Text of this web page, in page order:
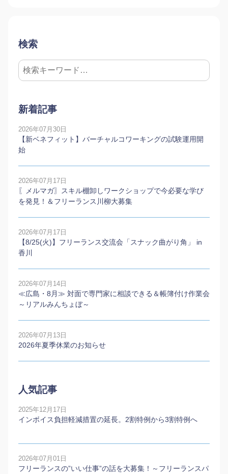
検索
新着記事
2026年07月30日
【新ベネフィット】バーチャルコワーキングの試験運用開
始
2026年07月17日
〖メルマガ〗スキル棚卸しワークショップで今必要な学び
を発見！＆フリーランス川柳大募集
2026年07月17日
【8/25(火)】フリーランス交流会「スナック曲がり角」 in
香川
2026年07月14日
≪広島・8月≫ 対面で専門家に相談できる＆帳簿付け作業会
～リアルみんちょぼ～
2026年07月13日
2026年夏季休業のお知らせ
人気記事
2025年12月17日
インボイス負担軽減措置の延長。2割特例から3割特例へ
2026年07月01日
フリーランスの”いい仕事”の話を大募集！～フリーランスパ